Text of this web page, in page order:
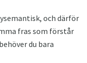
och därför
fras som förstår
du bara